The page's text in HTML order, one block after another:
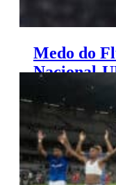
Medo do
Nacional-
São